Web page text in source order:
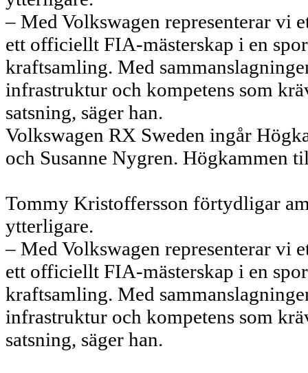
– Med Volkswagen representerar vi
ett officiellt FIA-mästerskap i en
kraftsamling. Med
infrastruktur och kompetens som
satsning, säger han.
Volkswagen RX Sweden ingår
och Susanne Nygren.
Tommy Kristoffersson förtydligar
ytterligare.
– Med Volkswagen representerar vi
ett officiellt FIA-mästerskap i en
kraftsamling. Med
infrastruktur och kompetens som
satsning, säger han.